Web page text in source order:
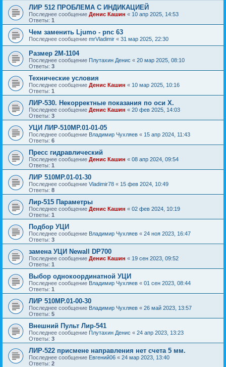
ЛИР 512 ПРОБЛЕМА С ИНДИКАЦИЕЙ
Последнее сообщение Денис Кашин « 10 апр 2025, 14:53
Ответы: 1
Чем заменить Ljumo - pnc 63
Последнее сообщение mrVladimir « 31 мар 2025, 22:30
Размер 2М-1104
Последнее сообщение Плутахин Денис « 20 мар 2025, 08:10
Ответы: 3
Технические условия
Последнее сообщение Денис Кашин « 10 мар 2025, 10:16
Ответы: 1
ЛИР-530. Некорректные показания по оси X.
Последнее сообщение Денис Кашин « 20 фев 2025, 14:03
Ответы: 3
УЦИ ЛИР-510МР.01-01-05
Последнее сообщение Владимир Чухляев « 15 апр 2024, 11:43
Ответы: 6
Пресс гидравлический
Последнее сообщение Денис Кашин « 08 апр 2024, 09:54
Ответы: 1
ЛИР 510МР.01-01-30
Последнее сообщение Vladimir78 « 15 фев 2024, 10:49
Ответы: 8
Лир-515 Параметры
Последнее сообщение Денис Кашин « 02 фев 2024, 10:19
Ответы: 1
Подбор УЦИ
Последнее сообщение Владимир Чухляев « 24 ноя 2023, 16:47
Ответы: 3
замена УЦИ Newall DP700
Последнее сообщение Денис Кашин « 19 сен 2023, 09:52
Ответы: 1
Выбор однокоординатной УЦИ
Последнее сообщение Владимир Чухляев « 01 сен 2023, 08:44
Ответы: 1
ЛИР 510МР.01-00-30
Последнее сообщение Владимир Чухляев « 26 май 2023, 13:57
Ответы: 5
Внешний Пульт Лир-541
Последнее сообщение Плутахин Денис « 24 апр 2023, 13:23
Ответы: 3
ЛИР-522 присмене направления нет счета 5 мм.
Последнее сообщение Евгений06 « 24 мар 2023, 13:40
Ответы: 2